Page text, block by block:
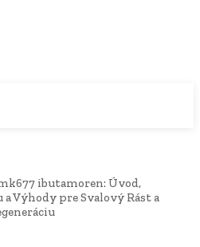
ibutamoren: Úvod,
Výhody pre Svalový Rást a